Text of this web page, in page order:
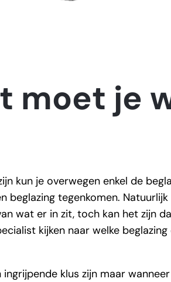
moet je
kun je overwegen enkel de
beglazing tegenkomen.
wat er in zit, toch kan het zijn
kijken naar welke
klus zijn maar